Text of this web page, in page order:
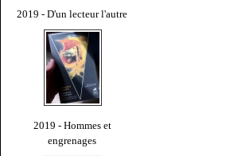
2019 - D'un lecteur l'autre
2019 - Hommes et
engrenages